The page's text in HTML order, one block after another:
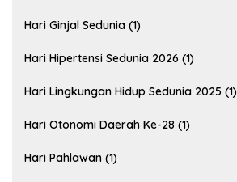
Hari Ginjal Sedunia (1)
Hari Hipertensi Sedunia 2026 (1)
Hari Lingkungan Hidup Sedunia 2025 (1)
Hari Otonomi Daerah Ke-28 (1)
Hari Pahlawan (1)